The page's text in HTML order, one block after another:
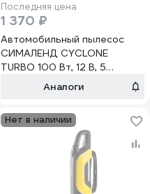
Последняя цена
1 370 ₽
Автомобильный пылесос
СИМАЛЕНД CYCLONE
TURBO 100 Вт, 12 В, 5
насадок, черный 4466362
Аналоги
Нет в наличии